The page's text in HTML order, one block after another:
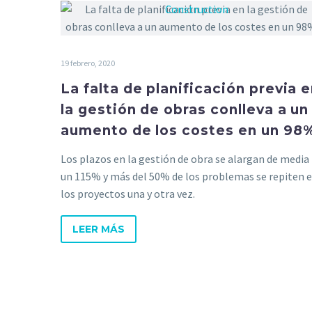
19 febrero, 2020
La falta de planificación previa
la gestión de obras conlleva a un
aumento de los costes en un
Los plazos en la gestión de obra se alargan de media
un 115% y más del 50% de los problemas se repiten
los proyectos una y otra vez.
LEER MÁS